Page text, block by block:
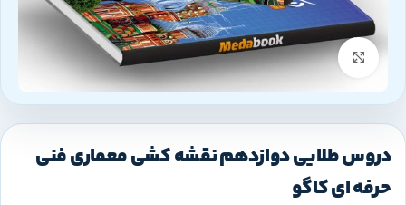
بزرگنمایی تصویر
دروس طلایی دوازدهم نقشه کشی معماری فنی
حرفه ای کاگو